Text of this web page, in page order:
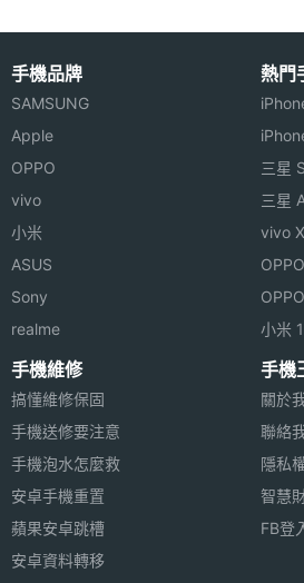
手機品牌
SAMSUNG
Apple
OPPO
vivo
小米
ASUS
Sony
realme
熱門
三星
三星
vivo
小米
手機維修
搞懂維修保固
手機送修要注意
手機泡水怎麼救
安卓手機重置
蘋果安卓跳槽
安卓資料轉移
手機
關於
聯絡
隱私
智慧
FB登